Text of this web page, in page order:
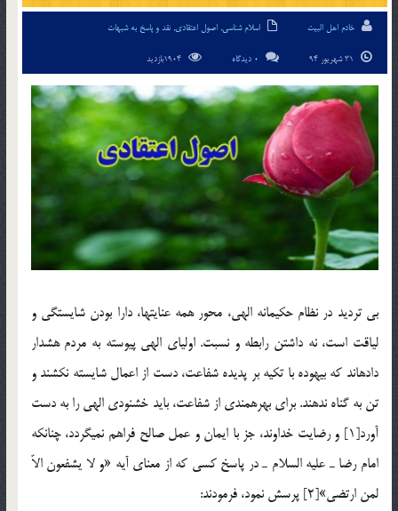
خادم اهل البیت اسلام شناسی, اصول اعتقادی, نقد و پاسخ به شبهات
0 دیدگاه
بي ترديد در نظام حكيمانه الهي، محور همه عنايت‏ها، دارا بودن شايستگي و
لياقت است، نه داشتن رابطه و نسبت. اولياي الهي پيوسته به مردم هشدار
داده‏اند كه بيهوده با تكيه بر پديده شفاعت، دست از اعمال شايسته نكشند و
تن به گناه ندهند. براي بهره‏مندي از شفاعت، بايد خشنودي الهي را به دست
آورد[1] و رضايت خداوند، جز با ايمان و عمل صالح فراهم نمي‏گردد، چنان‏كه
امام رضا ـ عليه السلام ـ در پاسخ كسي كه از معناي آيه «و لا يشفعون الاّ
لمن ارتضي»[2] پرسش نمود، فرمودند: